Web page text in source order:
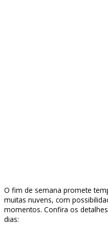
O fim de semana promete
muitas nuvens, com
momentos. Confira os
dias: